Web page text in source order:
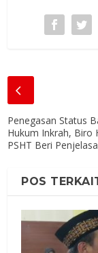
Penegasan Status
Hukum Inkrah, Biro
PSHT Beri
POS